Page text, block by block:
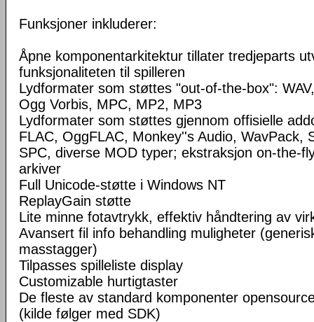
Funksjoner inkluderer:
Åpne komponentarkitektur tillater tredjeparts
funksjonaliteten til spilleren
Lydformater som støttes "out-of-the-box":
Ogg Vorbis, MPC, MP2, MP3
Lydformater som støttes gjennom offisielle
FLAC, OggFLAC, Monkey''s Audio, WavPack,
SPC, diverse MOD typer; ekstraksjon on-the-
arkiver
Full Unicode-støtte i Windows NT
ReplayGain støtte
Lite minne fotavtrykk, effektiv håndtering av
Avansert fil info behandling muligheter
masstagger)
Tilpasses spilleliste display
Customizable hurtigtaster
De fleste av standard komponenter
(kilde følger med SDK)